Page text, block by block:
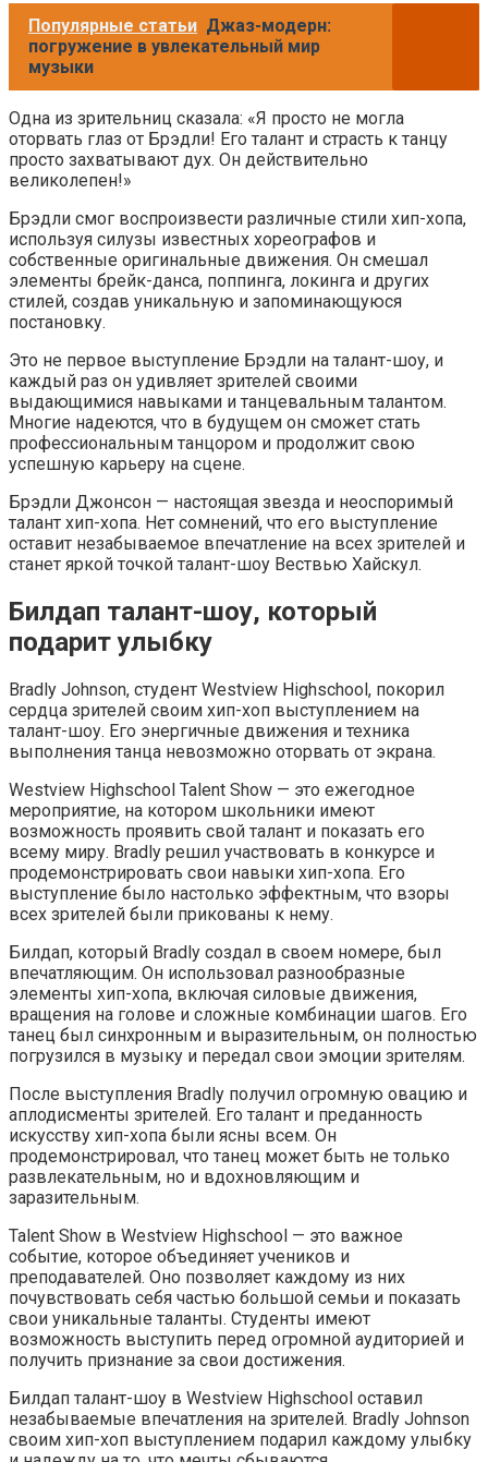
Популярные статьи Джаз-модерн:
погружение в увлекательный мир
музыки
Одна из зрительниц сказала: «Я просто не могла
оторвать глаз от Брэдли! Его талант и страсть к танцу
просто захватывают дух. Он действительно
великолепен!»
Брэдли смог воспроизвести различные стили хип-хопа,
используя силузы известных хореографов и
собственные оригинальные движения. Он смешал
элементы брейк-данса, поппинга, локинга и других
стилей, создав уникальную и запоминающуюся
постановку.
Это не первое выступление Брэдли на талант-шоу, и
каждый раз он удивляет зрителей своими
выдающимися навыками и танцевальным талантом.
Многие надеются, что в будущем он сможет стать
профессиональным танцором и продолжит свою
успешную карьеру на сцене.
Брэдли Джонсон — настоящая звезда и неоспоримый
талант хип-хопа. Нет сомнений, что его выступление
оставит незабываемое впечатление на всех зрителей и
станет яркой точкой талант-шоу Вествью Хайскул.
Билдап талант-шоу, который
подарит улыбку
Bradly Johnson, студент Westview Highschool, покорил
сердца зрителей своим хип-хоп выступлением на
талант-шоу. Его энергичные движения и техника
выполнения танца невозможно оторвать от экрана.
Westview Highschool Talent Show — это ежегодное
мероприятие, на котором школьники имеют
возможность проявить свой талант и показать его
всему миру. Bradly решил участвовать в конкурсе и
продемонстрировать свои навыки хип-хопа. Его
выступление было настолько эффектным, что взоры
всех зрителей были прикованы к нему.
Билдап, который Bradly создал в своем номере, был
впечатляющим. Он использовал разнообразные
элементы хип-хопа, включая силовые движения,
вращения на голове и сложные комбинации шагов. Его
танец был синхронным и выразительным, он полностью
погрузился в музыку и передал свои эмоции зрителям.
После выступления Bradly получил огромную овацию и
аплодисменты зрителей. Его талант и преданность
искусству хип-хопа были ясны всем. Он
продемонстрировал, что танец может быть не только
развлекательным, но и вдохновляющим и
заразительным.
Talent Show в Westview Highschool — это важное
событие, которое объединяет учеников и
преподавателей. Оно позволяет каждому из них
почувствовать себя частью большой семьи и показать
свои уникальные таланты. Студенты имеют
возможность выступить перед огромной аудиторией и
получить признание за свои достижения.
Билдап талант-шоу в Westview Highschool оставил
незабываемые впечатления на зрителей. Bradly Johnson
своим хип-хоп выступлением подарил каждому улыбку